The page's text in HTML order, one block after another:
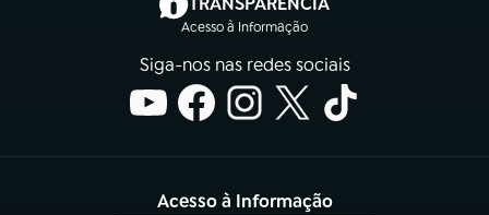
Acesso à Informação
Siga-nos nas redes sociais
Acesso à Informação